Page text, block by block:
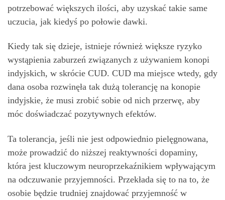
potrzebować większych ilości, aby uzyskać takie same
uczucia, jak kiedyś po połowie dawki.
Kiedy tak się dzieje, istnieje również większe ryzyko
wystąpienia zaburzeń związanych z używaniem konopi
indyjskich, w skrócie CUD. CUD ma miejsce wtedy, gdy
dana osoba rozwinęła tak dużą tolerancję na konopie
indyjskie, że musi zrobić sobie od nich przerwę, aby
móc doświadczać pozytywnych efektów.
Ta tolerancja, jeśli nie jest odpowiednio pielęgnowana,
może prowadzić do niższej reaktywności dopaminy,
która jest kluczowym neuroprzekaźnikiem wpływającym
na odczuwanie przyjemności. Przekłada się to na to, że
osobie będzie trudniej znajdować przyjemność w